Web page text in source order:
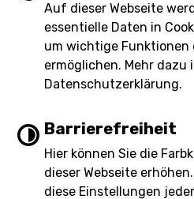
Auf dieser Webseite
essentielle Daten in
um wichtige Funktionen
ermöglichen. Mehr dazu
Datenschutzerklärung.
Barrierefreiheit
Hier können Sie die
dieser Webseite
diese Einstellungen
Gebärdensprache
Barrierefreie Ansicht
Impressum
Inhaltsverzeichnis